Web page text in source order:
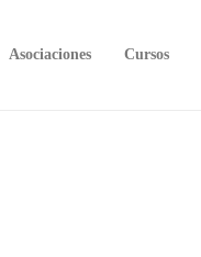
Asociaciones Cursos